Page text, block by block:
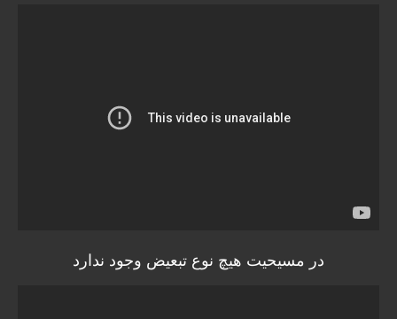
در مسیحیت هیچ نوع تبعیض وجود ندارد